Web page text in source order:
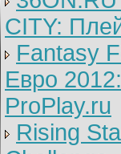
CITY:
Fantasy
Евро
ProPlay.ru
Rising